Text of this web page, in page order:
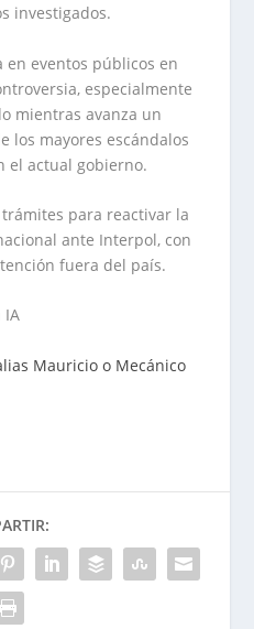
investigados.
en eventos públicos en
especialmente
mientras avanza un
los mayores escándalos
el actual gobierno.
para reactivar la
ante Interpol, con
fuera del país.
IA
Mauricio o Mecánico